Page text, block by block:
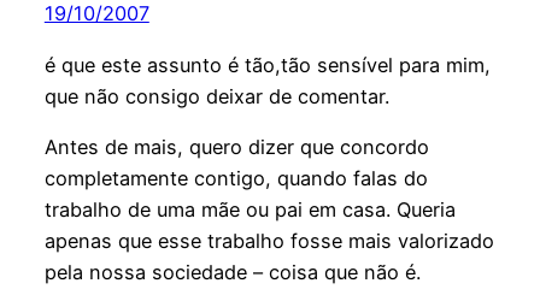
19/10/2007
é que este assunto é tão,tão sensível para mim,
que não consigo deixar de comentar.
Antes de mais, quero dizer que concordo
completamente contigo, quando falas do
trabalho de uma mãe ou pai em casa. Queria
apenas que esse trabalho fosse mais valorizado
pela nossa sociedade – coisa que não é.